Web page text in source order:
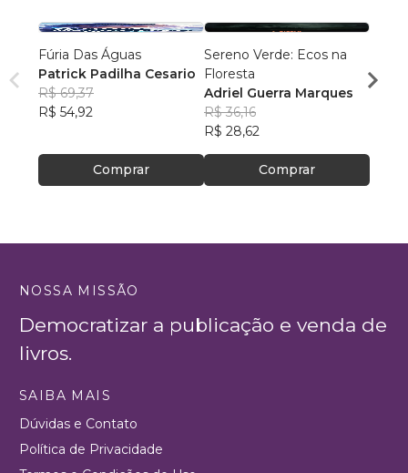
Fúria Das Águas
Patrick Padilha Cesario
R$ 69,37
R$ 54,92
Comprar
Sereno Verde: Ecos na
Floresta
Adriel Guerra Marques
R$ 36,16
R$ 28,62
Comprar
R$
NOSSA MISSÃO
Democratizar a publicação e venda de
livros.
SAIBA MAIS
Dúvidas e Contato
Política de Privacidade